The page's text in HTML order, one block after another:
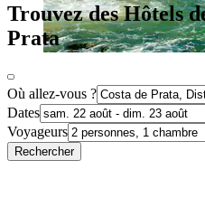
Trouvez des Hôtels
Prata
Où allez-vous ?
Dates
Voyageurs
Rechercher